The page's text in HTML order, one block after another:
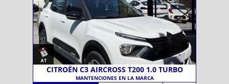
CITROËN C3 AIRCROSS T200 1.0 TURBO
MANTENCIONES EN LA MARCA